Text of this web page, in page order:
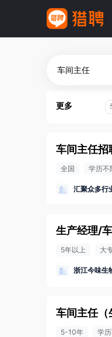
更多
车间主任招
全国 学历不
汇聚众多行
生产经理/
5年以上 大
浙江今味生
车间主任（
5-10年 学